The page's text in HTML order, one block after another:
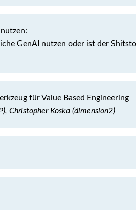
GenAI nutzen oder ist der
für Value Based Engineering
Christopher Koska (dimension2)